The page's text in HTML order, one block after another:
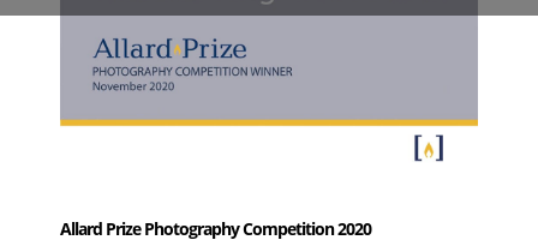
Allard Prize Photography Competition 2020